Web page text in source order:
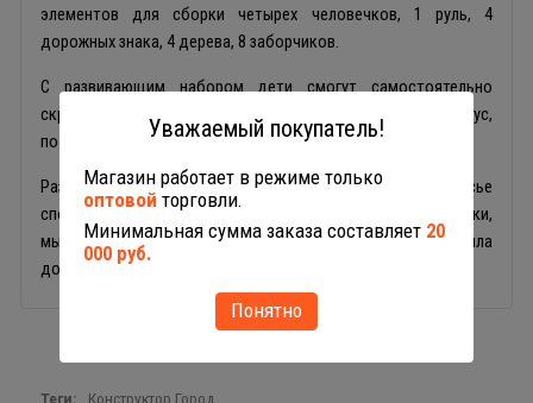
элементов для сборки четырех человечков, 1 руль, 4
дорожных знака, 4 дерева, 8 заборчиков.
С развивающим набором дети смогут самостоятельно
скрепить детальки и собрать легковые машины, автобус,
построить парк, дорожную развязку или парковку.
Развивающий конструктор Юный путешественник Полесье
способствует тренировке мелкой моторики, логики,
мышления и внимания, поможет запомнить цвета и правила
дорожного движения.
Теги: Конструктор Город
Уважаемый покупатель!
Магазин работает в режиме только
оптовой торговли.
Минимальная сумма заказа составляет 20
000 руб.
Понятно